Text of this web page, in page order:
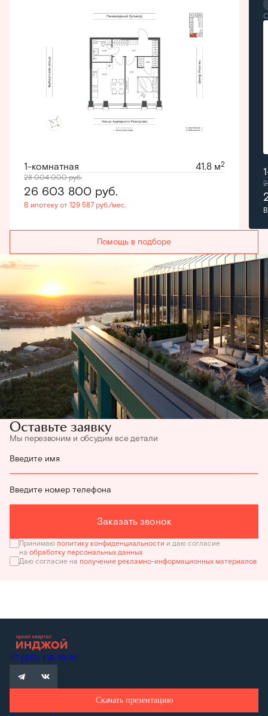
1-комнатная 41.8 м2
28 004 000руб.
26 603 800 руб.
В ипотеку от 129 587 руб./мес.
Помощь в подборе
Оставьте заявку
Мы перезвоним и обсудим все детали
Введите имя
Введите номер телефона
Заказать звонок
Принимаю политику конфиденциальности и даю согласие
на обработку персональных данных
Даю согласие на получение рекламно-информационных материалов
+7 (495) 138-99-99
Скачать презентацию